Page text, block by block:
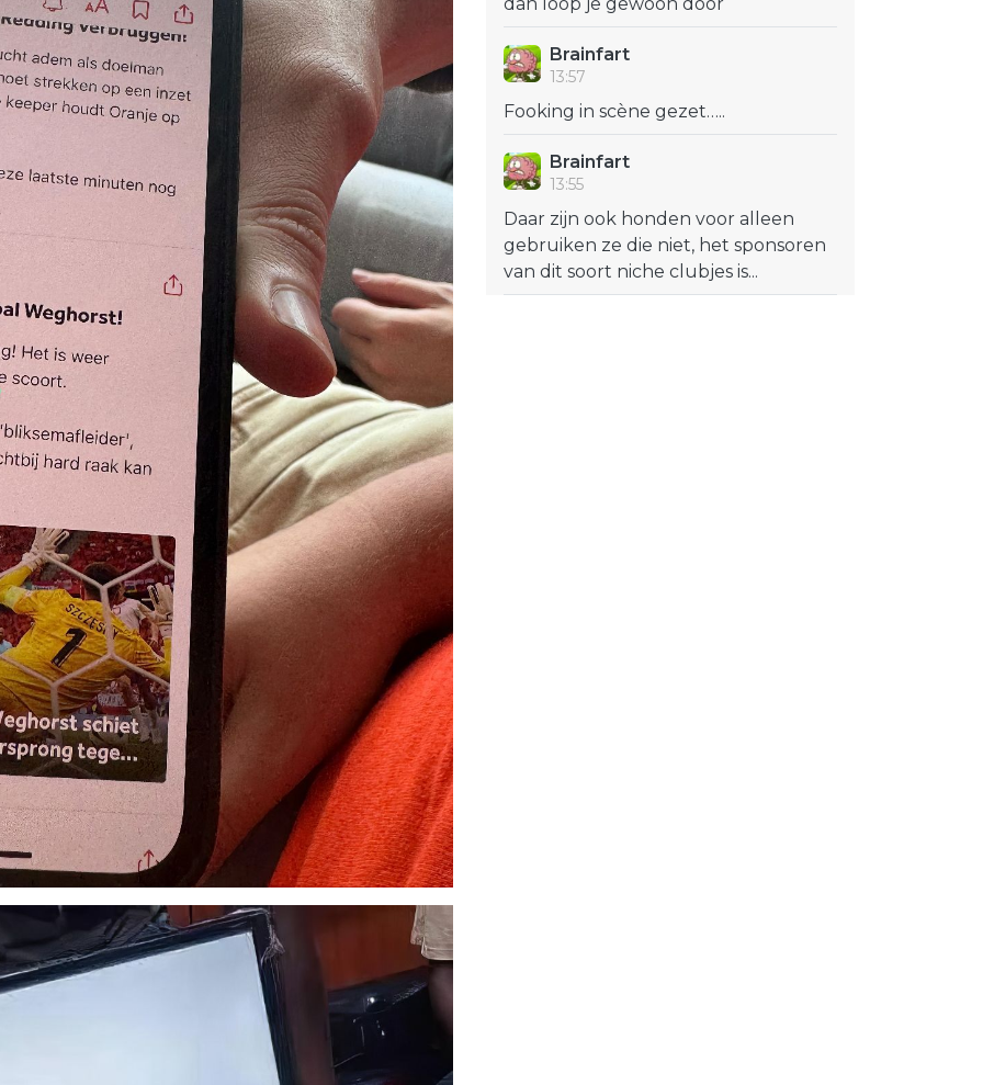
Brainfart
13:57
Fooking in scène gezet…..
Brainfart
13:55
Daar zijn ook honden voor alleen
gebruiken ze die niet, het sponsoren
van dit soort niche clubjes is...